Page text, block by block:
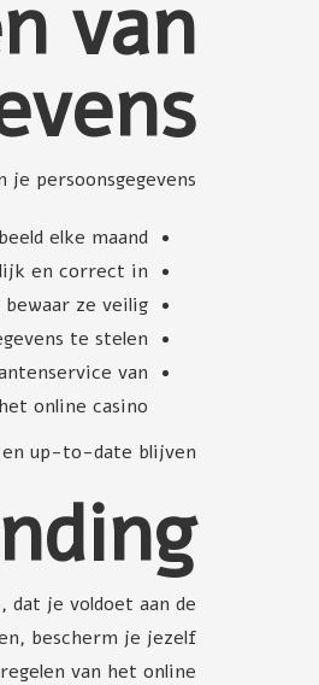
van
persoonsgegevens:
elke maand.
en correct in.
ze veilig.
te stelen.
van
het online casino.
up-to-date blijven.
dat je voldoet aan de
bescherm je jezelf
van het online